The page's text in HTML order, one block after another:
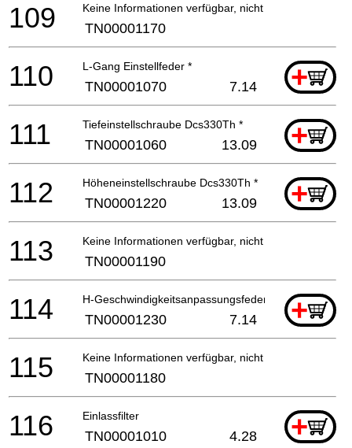
Keine Informationen verfügbar, nicht bestellbar
109 TN00001170
L-Gang Einstellfeder * +
110 TN00001070 7.14
Tiefeinstellschraube Dcs330Th * +
111 TN00001060 13.09
Höheneinstellschraube Dcs330Th * +
112 TN00001220 13.09
Keine Informationen verfügbar, nicht bestellbar
113 TN00001190
H-Geschwindigkeitsanpassungsfeder * +
114 TN00001230 7.14
Keine Informationen verfügbar, nicht bestellbar
115 TN00001180
Einlassfilter +
116 TN00001010 4.28